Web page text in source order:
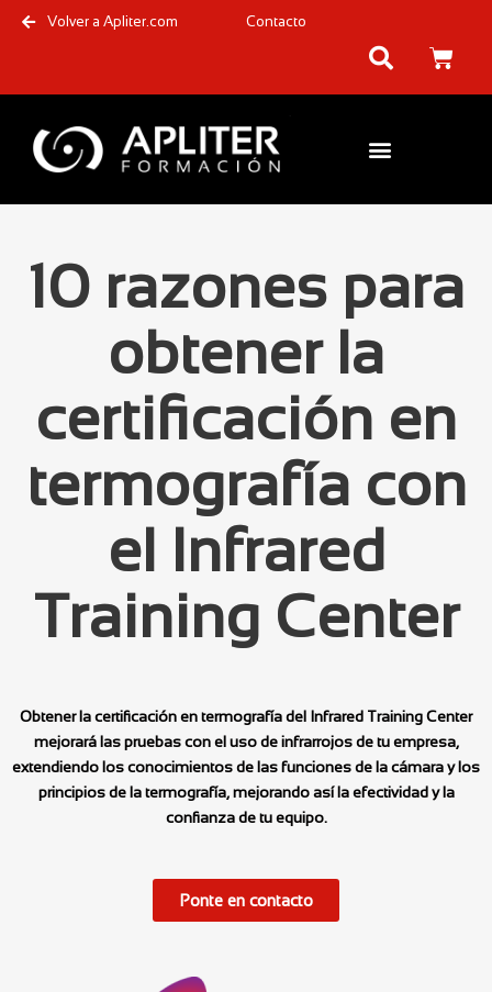
Volver a Apliter.com Contacto
10 razones para
obtener la
certificación en
termografía con
el Infrared
Training Center
Obtener la certificación en termografía del Infrared Training Center
mejorará las pruebas con el uso de infrarrojos de tu empresa,
extendiendo los conocimientos de las funciones de la cámara y los
principios de la termografía, mejorando así la efectividad y la
confianza de tu equipo.
Ponte en contacto